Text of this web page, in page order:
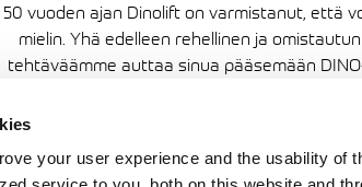
your user experience and the usability of
50 vuoden ajan Dinolift on varmistanut, että
mielin. Yhä edelleen rehellinen ja
tehtäväämme auttaa sinua pääsemään